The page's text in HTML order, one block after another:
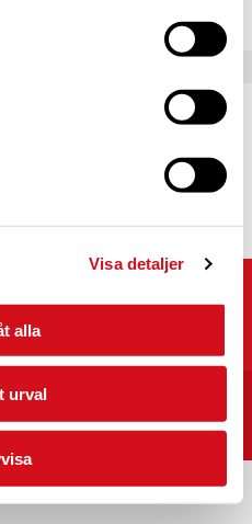
Visa detaljer
alla
urval
mellan Caravan Club of Sweden
of Sweden
75 ÖREBRO